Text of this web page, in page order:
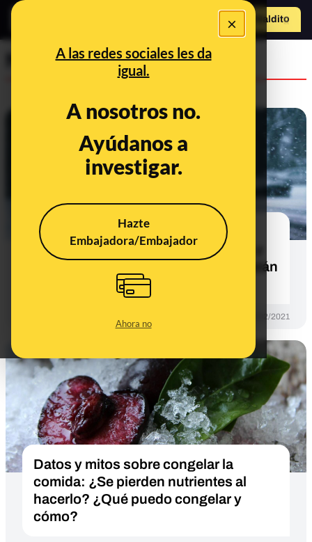
×
A las redes sociales les da
igual.
A nosotros no.
Ayúdanos a
investigar.
Hazte
Embajadora/Embajador
Ahora no
Hazte Maldito
Newsletter Flipboard
Maldito frío: cómo se comporta tu
cuerpo con las bajas temperaturas y
qué desinformaciones y mitos te están
intentando colar
04/02/2021
Datos y mitos sobre congelar la
comida: ¿Se pierden nutrientes al
hacerlo? ¿Qué puedo congelar y
cómo?